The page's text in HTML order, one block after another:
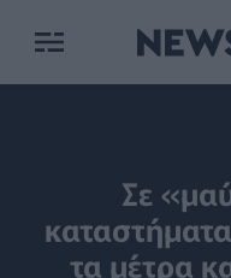
Σε
τα μέτρα